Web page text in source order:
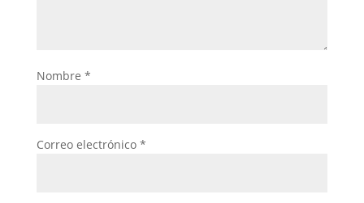
Nombre *
Correo electrónico *